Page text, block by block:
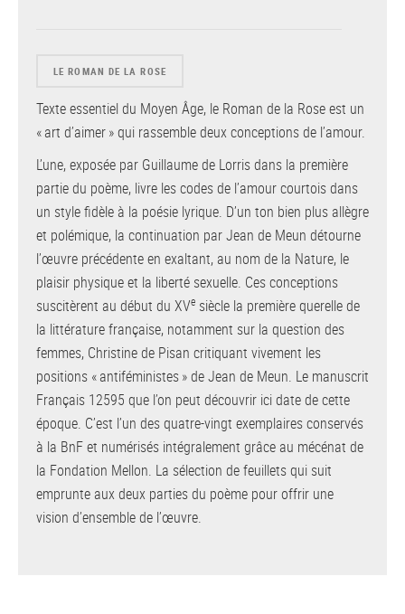
LE ROMAN DE LA ROSE
Texte essentiel du Moyen Âge, le Roman de la Rose est un
« art d’aimer » qui rassemble deux conceptions de l’amour.
L’une, exposée par Guillaume de Lorris dans la première
partie du poème, livre les codes de l’amour courtois dans
un style fidèle à la poésie lyrique. D’un ton bien plus allègre
et polémique, la continuation par Jean de Meun détourne
l’œuvre précédente en exaltant, au nom de la Nature, le
plaisir physique et la liberté sexuelle. Ces conceptions
suscitèrent au début du XVe siècle la première querelle de
la littérature française, notamment sur la question des
femmes, Christine de Pisan critiquant vivement les
positions « antiféministes » de Jean de Meun. Le manuscrit
Français 12595 que l’on peut découvrir ici date de cette
époque. C’est l’un des quatre-vingt exemplaires conservés
à la BnF et numérisés intégralement grâce au mécénat de
la Fondation Mellon. La sélection de feuillets qui suit
emprunte aux deux parties du poème pour offrir une
vision d’ensemble de l’œuvre.